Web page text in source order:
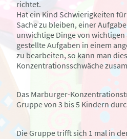
richtet.
Hat ein Kind Schwierigkeiten
Sache zu bleiben, einer
unwichtige Dinge von
gestellte Aufgaben in einem
zu bearbeiten, so kann man
Konzentrationsschwäche
Das Marburger-
Gruppe von 3 bis 5 Kindern
Die Gruppe trifft sich 1 mal in